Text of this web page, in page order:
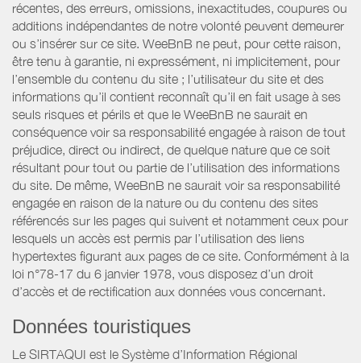
récentes, des erreurs, omissions, inexactitudes, coupures ou
additions indépendantes de notre volonté peuvent demeurer
ou s’insérer sur ce site. WeeBnB ne peut, pour cette raison,
être tenu à garantie, ni expressément, ni implicitement, pour
l’ensemble du contenu du site ; l’utilisateur du site et des
informations qu’il contient reconnaît qu’il en fait usage à ses
seuls risques et périls et que le WeeBnB ne saurait en
conséquence voir sa responsabilité engagée à raison de tout
préjudice, direct ou indirect, de quelque nature que ce soit
résultant pour tout ou partie de l’utilisation des informations
du site. De même, WeeBnB ne saurait voir sa responsabilité
engagée en raison de la nature ou du contenu des sites
référencés sur les pages qui suivent et notamment ceux pour
lesquels un accès est permis par l’utilisation des liens
hypertextes figurant aux pages de ce site. Conformément à la
loi n°78-17 du 6 janvier 1978, vous disposez d’un droit
d’accès et de rectification aux données vous concernant.
Données touristiques
Le SIRTAQUI est le Système d’Information Régional